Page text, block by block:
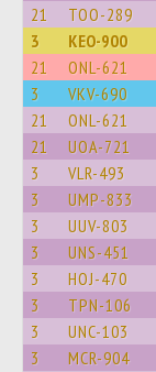
21 TOO-289
3 KEO-900
21 ONL-621
3 VKV-690
21 ONL-621
21 UOA-721
3 VLR-493
3 UMP-833
3 UUV-803
3 UNS-451
3 HOJ-470
3 TPN-106
3 UNC-103
3 MCR-904